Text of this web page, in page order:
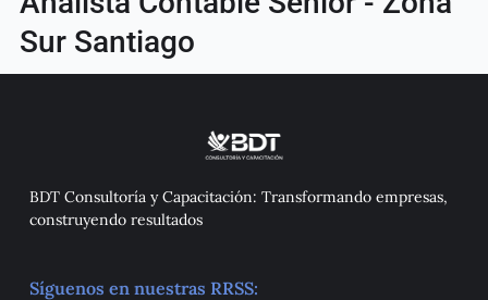
Sur Santiago
BDT Consultoría y Capacitación: Transformando empresas,
construyendo resultados
Síguenos en nuestras RRSS: